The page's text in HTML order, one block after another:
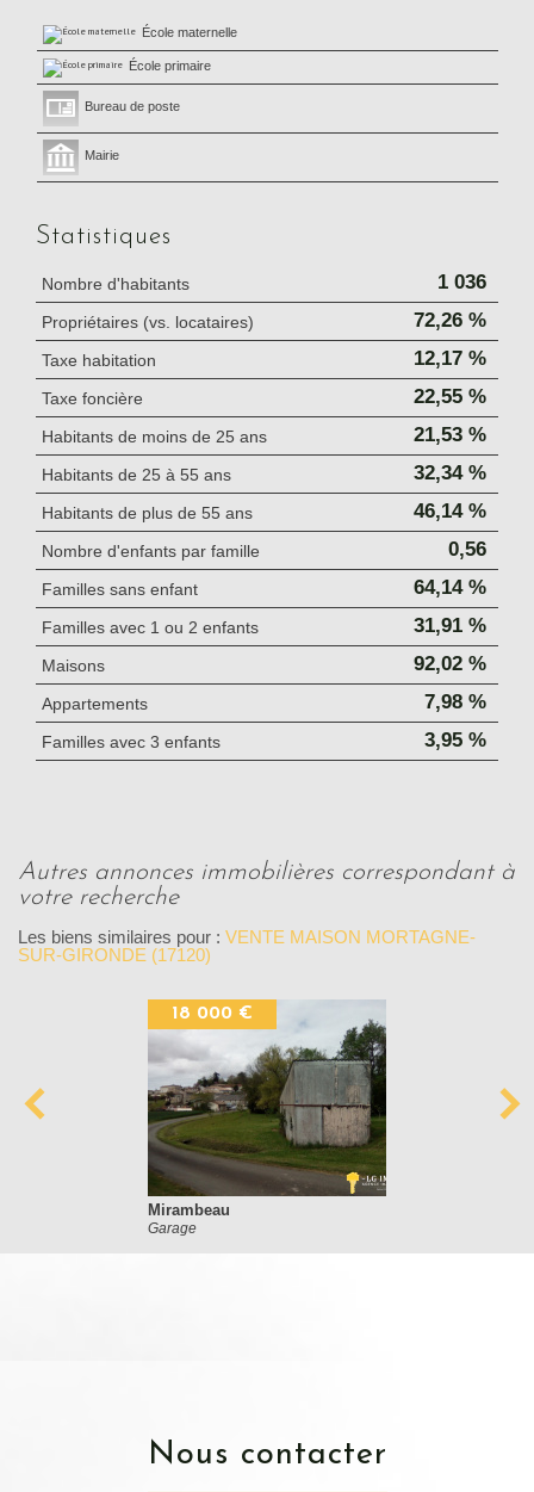
École maternelle
École primaire
Bureau de poste
Mairie
Statistiques
Nombre d'habitants 1 036
Propriétaires (vs. locataires) 72,26 %
Taxe habitation 12,17 %
Taxe foncière 22,55 %
Habitants de moins de 25 ans 21,53 %
Habitants de 25 à 55 ans 32,34 %
Habitants de plus de 55 ans 46,14 %
Nombre d'enfants par famille 0,56
Familles sans enfant 64,14 %
Familles avec 1 ou 2 enfants 31,91 %
Maisons 92,02 %
Appartements 7,98 %
Familles avec 3 enfants 3,95 %
autres annonces immobilières correspondant à
votre recherche
Les biens similaires pour : VENTE MAISON MORTAGNE-
SUR-GIRONDE (17120)
18 000 €
Mirambeau
Garage
nous contacter